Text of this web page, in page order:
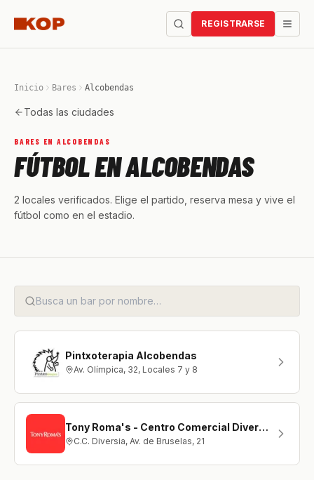
REGISTRARSE
Inicio Bares Alcobendas
Todas las ciudades
BARES EN ALCOBENDAS
FÚTBOL EN ALCOBENDAS
2 locales verificados. Elige el partido, reserva mesa y vive el
fútbol como en el estadio.
Pintxoterapia Alcobendas
Av. Olímpica, 32, Locales 7 y 8
Tony Roma's - Centro Comercial Diversia (G)
C.C. Diversia, Av. de Bruselas, 21